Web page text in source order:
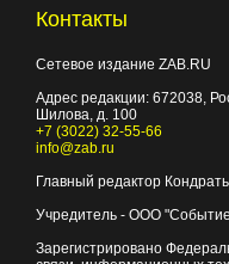
Контакты
Сетевое издание ZAB.RU
Адрес редакции: 672038,
Шилова, д. 100
+7 (3022) 32-55-66
info@zab.ru
Главный редактор
Учредитель - ООО
Зарегистрировано